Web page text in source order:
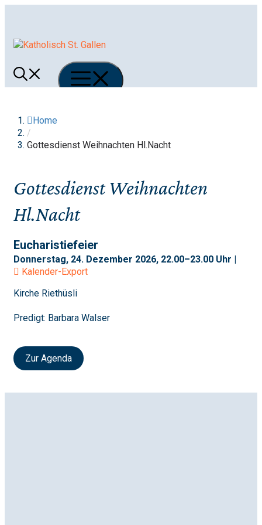
Menü
Home
/
Gottesdienst Weihnachten Hl.Nacht
Gottesdienst Weihnachten
Hl.Nacht
Eucharistiefeier
Donnerstag, 24. Dezember 2026, 22.00–23.00 Uhr |
Kalender-Export
Kirche Riethüsli
Predigt: Barbara Walser
Zur Agenda